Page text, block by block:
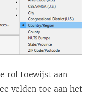
rol toewijst aan
velden toe aan het